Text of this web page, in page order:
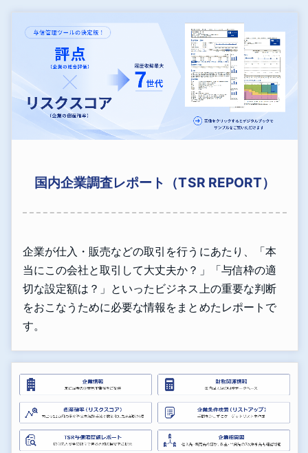
国内企業調査レポート（TSR REPORT）
企業が仕入・販売などの取引を行うにあたり、「本
当にこの会社と取引して大丈夫か？」「与信枠の適
切な設定額は？」といったビジネス上の重要な判断
をおこなうために必要な情報をまとめたレポートで
す。